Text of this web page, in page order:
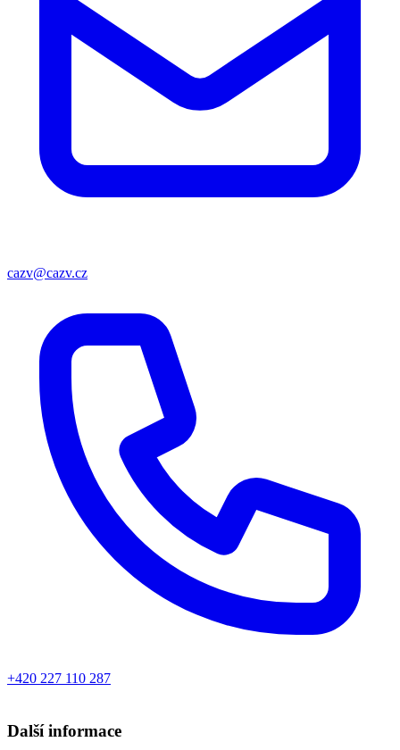
cazv@cazv.cz
+420 227 110 287
Další informace